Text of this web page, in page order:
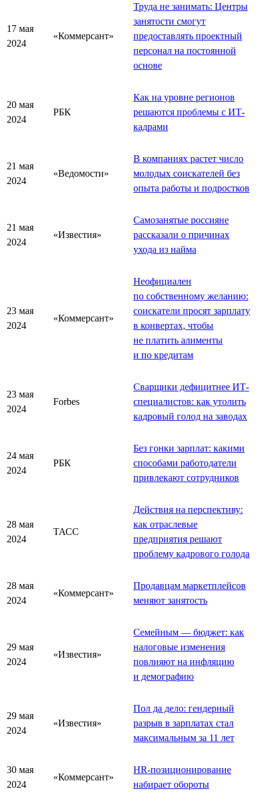
17 мая
2024
«Коммерсант»
Труда не занимать: Центры
занятости смогут
предоставлять проектный
персонал на постоянной
основе
20 мая
2024
РБК
Как на уровне регионов
решаются проблемы с ИТ-
кадрами
21 мая
2024
«Ведомости»
В компаниях растет число
молодых соискателей без
опыта работы и подростков
21 мая
2024
«Известия»
Самозанятые россияне
рассказали о причинах
ухода из найма
23 мая
2024
«Коммерсант»
Неофициален
по собственному желанию:
соискатели просят зарплату
в конвертах, чтобы
не платить алименты
и по кредитам
23 мая
2024
Forbes
Сварщики дефицитнее ИТ-
специалистов: как утолить
кадровый голод на заводах
24 мая
2024
РБК
Без гонки зарплат: какими
способами работодатели
привлекают сотрудников
28 мая
2024
ТАСС
Действия на перспективу:
как отраслевые
предприятия решают
проблему кадрового голода
28 мая
2024
«Коммерсант»
Продавцам маркетплейсов
меняют занятость
29 мая
2024
«Известия»
Семейным — бюджет: как
налоговые изменения
повлияют на инфляцию
и демографию
29 мая
2024
«Известия»
Пол да дело: гендерный
разрыв в зарплатах стал
максимальным за 11 лет
30 мая
2024
«Коммерсант»
HR-позиционирование
набирает обороты